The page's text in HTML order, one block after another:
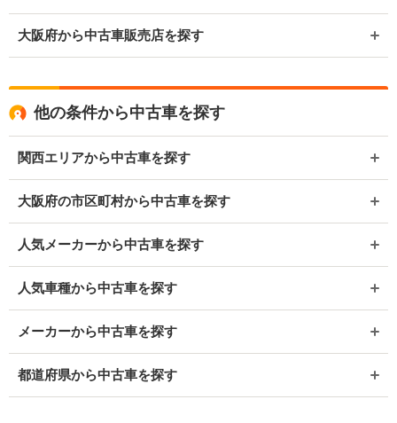
大阪府から中古車販売店を探す
他の条件から中古車を探す
関西エリアから中古車を探す
大阪府の市区町村から中古車を探す
人気メーカーから中古車を探す
人気車種から中古車を探す
メーカーから中古車を探す
都道府県から中古車を探す